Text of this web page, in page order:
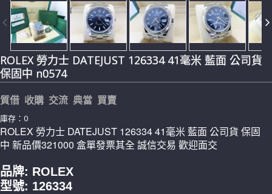
ROLEX 勞力士 DATEJUST 126334 41毫米 藍面 公司貨
保固中 n0574
質借 收購 交流 典當 買賣
庫存：0
ROLEX 勞力士 DATEJUST 126334 41毫米 藍面 公司貨 保固
中 新品價321000 盒單發票其全 誠信交易 歡迎面交
品牌: ROLEX
型號: 126334